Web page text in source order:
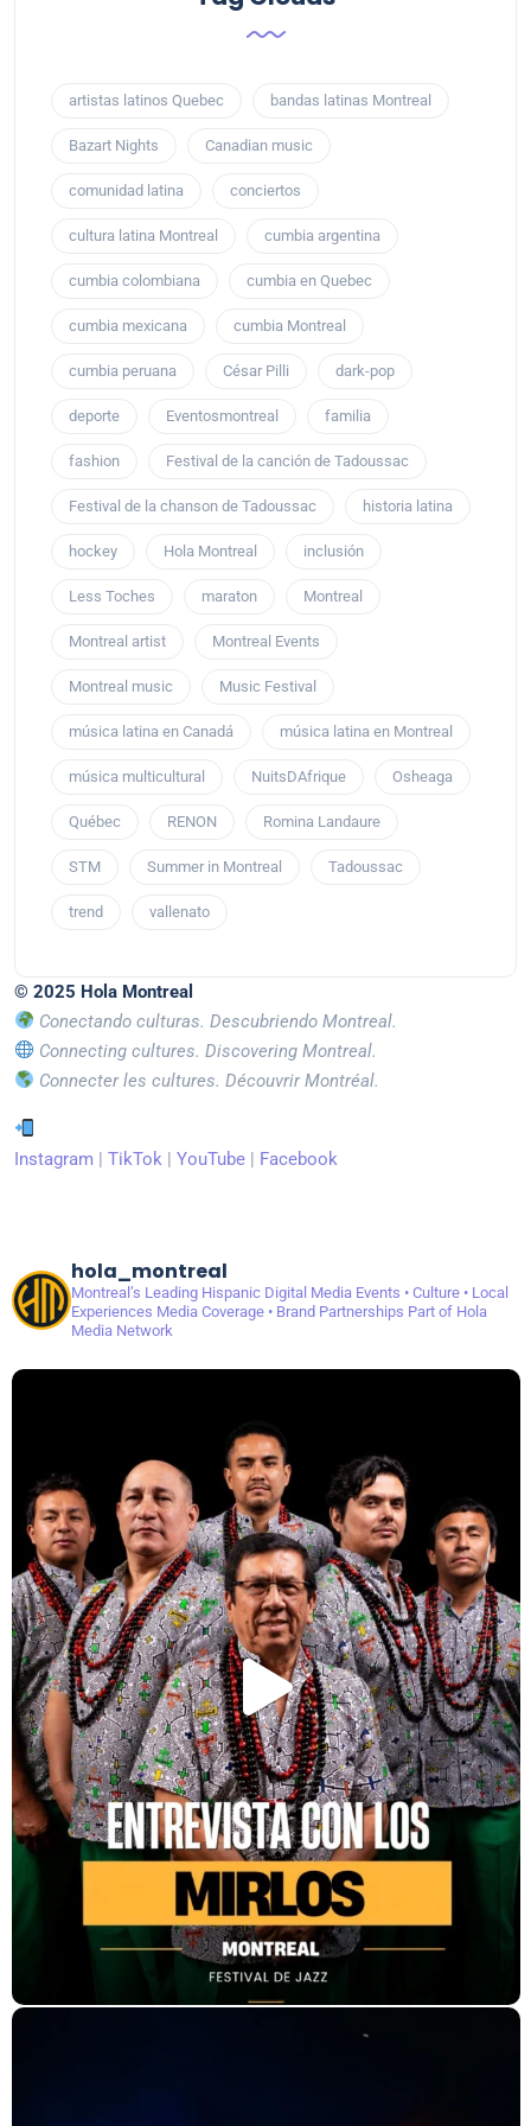
artistas latinos Quebec bandas latinas Montreal
Bazart Nights Canadian music
comunidad latina conciertos
cultura latina Montreal cumbia argentina
cumbia colombiana cumbia en Quebec
cumbia mexicana cumbia Montreal
cumbia peruana César Pilli dark-pop
deporte Eventosmontreal familia
fashion Festival de la canción de Tadoussac
Festival de la chanson de Tadoussac historia latina
hockey Hola Montreal inclusión
Less Toches maraton Montreal
Montreal artist Montreal Events
Montreal music Music Festival
música latina en Canadá música latina en Montreal
música multicultural NuitsDAfrique Osheaga
Québec RENON Romina Landaure
STM Summer in Montreal Tadoussac
trend vallenato
© 2025 Hola Montreal
Conectando culturas. Descubriendo Montreal.
Connecting cultures. Discovering Montreal.
Connecter les cultures. Découvrir Montréal.
Instagram | TikTok | YouTube | Facebook
hola_montreal
Montreal’s Leading Hispanic Digital Media Events • Culture • Local
Experiences Media Coverage • Brand Partnerships Part of Hola
Media Network